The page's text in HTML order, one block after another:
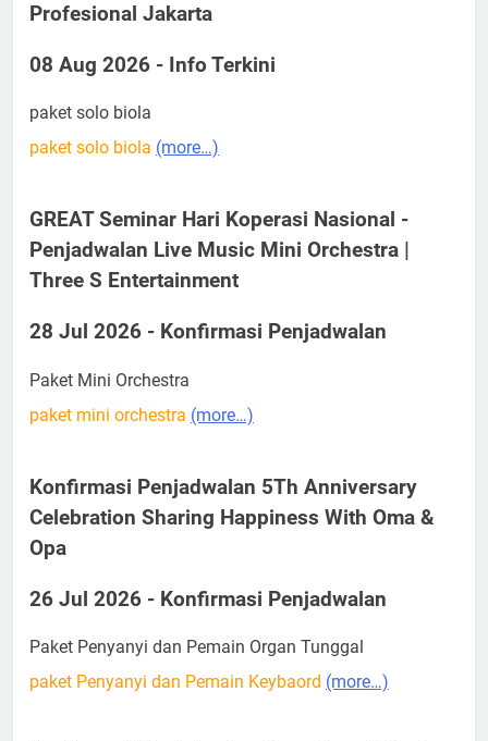
Profesional Jakarta
08 Aug 2026 - Info Terkini
paket solo biola
paket solo biola (more…)
GREAT Seminar Hari Koperasi Nasional -
Penjadwalan Live Music Mini Orchestra |
Three S Entertainment
28 Jul 2026 - Konfirmasi Penjadwalan
Paket Mini Orchestra
paket mini orchestra (more…)
Konfirmasi Penjadwalan 5Th Anniversary
Celebration Sharing Happiness With Oma &
Opa
26 Jul 2026 - Konfirmasi Penjadwalan
Paket Penyanyi dan Pemain Organ Tunggal
paket Penyanyi dan Pemain Keybaord (more…)